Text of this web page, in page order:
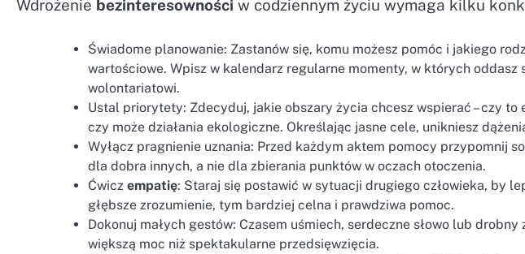
Wdrożenie bezinteresowności w codziennym życiu wymaga kilku
Świadome planowanie: Zastanów się, komu możesz pomóc i jakiego
wartościowe. Wpisz w kalendarz regularne momenty, w których oddasz
wolontariatowi.
Ustal priorytety: Zdecyduj, jakie obszary życia chcesz wspierać – czy to
czy może działania ekologiczne. Określając jasne cele, unikniesz
Wyłącz pragnienie uznania: Przed każdym aktem pomocy przypomnij
dla dobra innych, a nie dla zbierania punktów w oczach otoczenia.
Ćwicz empatię: Staraj się postawić w sytuacji drugiego człowieka, by
głębsze zrozumienie, tym bardziej celna i prawdziwa pomoc.
Dokonuj małych gestów: Czasem uśmiech, serdeczne słowo lub
większą moc niż spektakularne przedsięwzięcia.